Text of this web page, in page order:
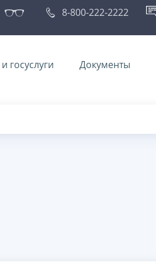
8-800-222-2222
госуслуги Документы